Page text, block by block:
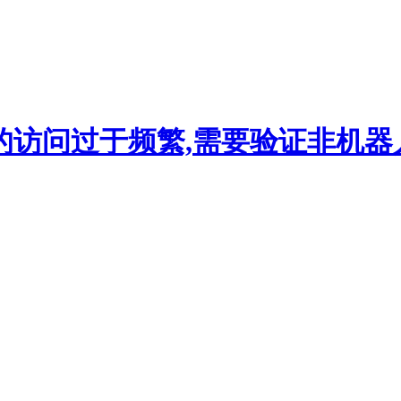
访问过于频繁,需要验证非机器